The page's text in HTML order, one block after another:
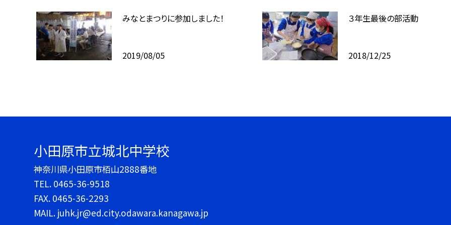
みなとまつりに参加しました！
2019/08/05
３年生最後の部活動
2018/12/25
小田原市立城北中学校
神奈川県小田原市栢山2888番地
TEL. 0465-36-9518
FAX. 0465-36-2293
MAIL. juhk.jr@ed.city.odawara.kanagawa.jp